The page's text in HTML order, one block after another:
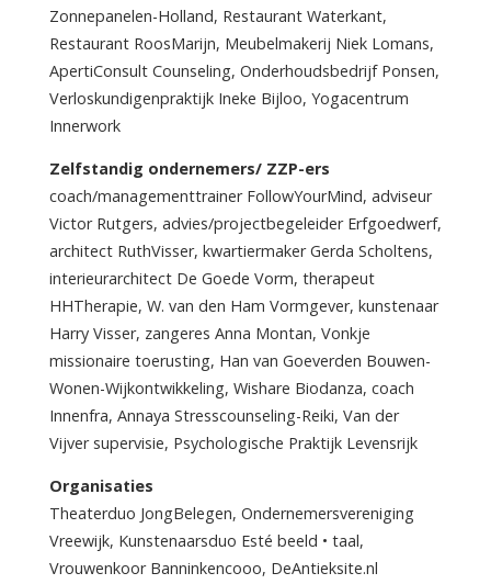
Zonnepanelen-Holland, Restaurant Waterkant,
Restaurant RoosMarijn, Meubelmakerij Niek Lomans,
ApertiConsult Counseling, Onderhoudsbedrijf Ponsen,
Verloskundigenpraktijk Ineke Bijloo, Yogacentrum
Innerwork
Zelfstandig ondernemers/ ZZP-ers
coach/managementtrainer FollowYourMind, adviseur
Victor Rutgers, advies/projectbegeleider Erfgoedwerf,
architect RuthVisser, kwartiermaker Gerda Scholtens,
interieurarchitect De Goede Vorm, therapeut
HHTherapie, W. van den Ham Vormgever, kunstenaar
Harry Visser, zangeres Anna Montan, Vonkje
missionaire toerusting, Han van Goeverden Bouwen-
Wonen-Wijkontwikkeling, Wishare Biodanza, coach
Innenfra, Annaya Stresscounseling-Reiki, Van der
Vijver supervisie, Psychologische Praktijk Levensrijk
Organisaties
Theaterduo JongBelegen, Ondernemersvereniging
Vreewijk, Kunstenaarsduo Esté beeld • taal,
Vrouwenkoor Banninkencooo, DeAntieksite.nl